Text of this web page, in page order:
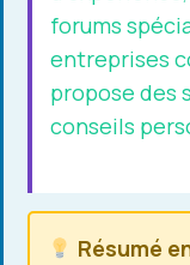
forums
entreprises
propose des
conseils
Résumé